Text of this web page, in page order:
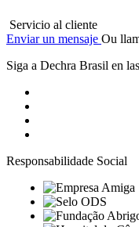
Servicio al cliente
Enviar un mensaje Ou
Siga a Dechra Brasil en
Responsabilidade Social